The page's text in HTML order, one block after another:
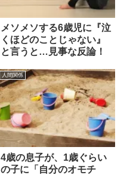
メソメソする6歳児に『泣
くほどのことじゃない』
と言うと…見事な反論！
人間関係
4歳の息子が、1歳ぐらい
の子に「自分のオモチ